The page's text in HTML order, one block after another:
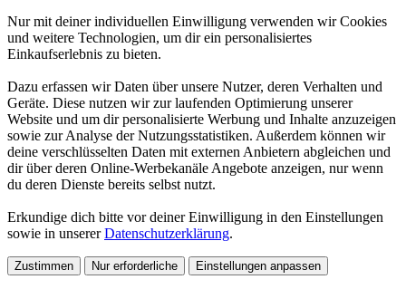
Nur mit deiner individuellen Einwilligung verwenden wir Cookies
und weitere Technologien, um dir ein personalisiertes
Einkaufserlebnis zu bieten.
Dazu erfassen wir Daten über unsere Nutzer, deren Verhalten und
Geräte. Diese nutzen wir zur laufenden Optimierung unserer
Website und um dir personalisierte Werbung und Inhalte anzuzeigen
sowie zur Analyse der Nutzungsstatistiken. Außerdem können wir
deine verschlüsselten Daten mit externen Anbietern abgleichen und
dir über deren Online-Werbekanäle Angebote anzeigen, nur wenn
du deren Dienste bereits selbst nutzt.
Erkundige dich bitte vor deiner Einwilligung in den Einstellungen
sowie in unsererDatenschutzerklärung.
Zustimmen Nur erforderliche Einstellungen anpassen